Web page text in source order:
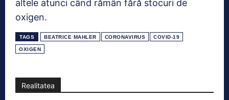
altele atunci când rămân fără stocuri de
oxigen.
TAGS BEATRICE MAHLER CORONAVIRUS COVID-19
OXIGEN
Realitatea